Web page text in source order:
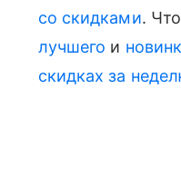
со скидками.
лучшего и
скидках за